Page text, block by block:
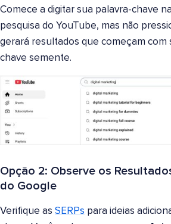
Comece a digitar sua palavra-chave
pesquisa do YouTube, mas não
gerará resultados que começam com
chave semente.
Opção 2: Observe os
do Google
Verifique as SERPs para ideias